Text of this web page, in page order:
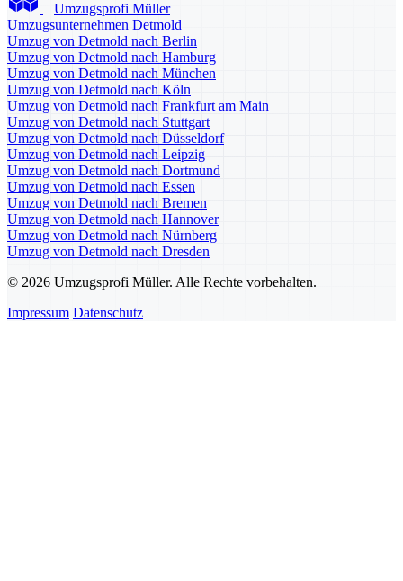
Umzugsprofi Müller
Umzugsunternehmen Detmold
Umzug von Detmold nach Berlin
Umzug von Detmold nach Hamburg
Umzug von Detmold nach München
Umzug von Detmold nach Köln
Umzug von Detmold nach Frankfurt am Main
Umzug von Detmold nach Stuttgart
Umzug von Detmold nach Düsseldorf
Umzug von Detmold nach Leipzig
Umzug von Detmold nach Dortmund
Umzug von Detmold nach Essen
Umzug von Detmold nach Bremen
Umzug von Detmold nach Hannover
Umzug von Detmold nach Nürnberg
Umzug von Detmold nach Dresden
© 2026 Umzugsprofi Müller. Alle Rechte vorbehalten.
Impressum Datenschutz